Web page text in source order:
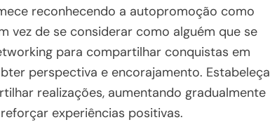
reconhecendo a autopromoção como
vez de se considerar como alguém que se
para compartilhar conquistas em
perspectiva e encorajamento. Estabeleça
realizações, aumentando gradualmente
experiências positivas.